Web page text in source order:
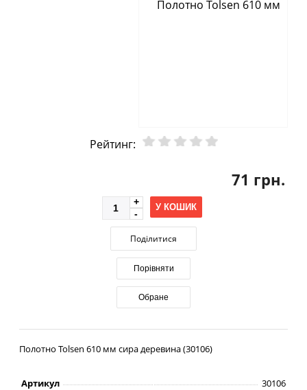
Рейтинг:
71 грн.
У КОШИК
Поділитися
Порівняти
Обране
Полотно Tolsen 610 мм сира деревина (30106)
Артикул 30106